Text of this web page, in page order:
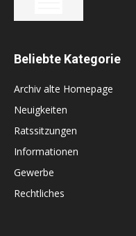
Beliebte Kategorie
Archiv alte Homepage
Neuigkeiten
Ratssitzungen
Informationen
Gewerbe
Rechtliches